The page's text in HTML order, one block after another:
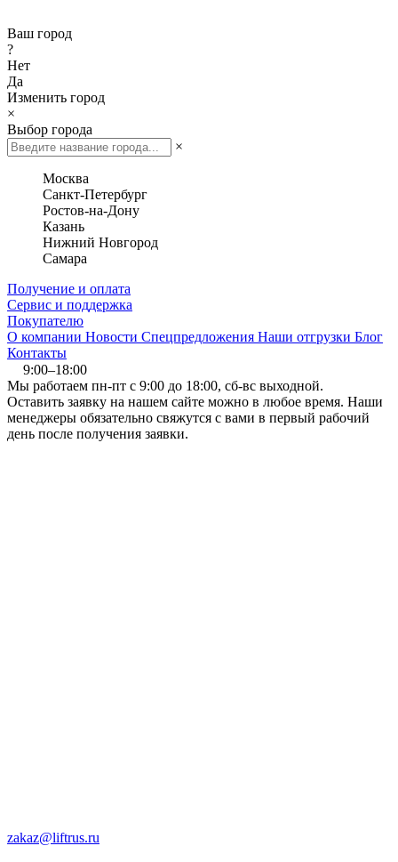
Ваш город
?
Нет
Да
Изменить город
×
Выбор города
×
Москва
Санкт-Петербург
Ростов-на-Дону
Казань
Нижний Новгород
Самара
Получение и оплата
Сервис и поддержка
Покупателю
О компании Новости Спецпредложения Наши отгрузки Блог
Контакты
9:00–18:00
Мы работаем пн-пт с 9:00 до 18:00, сб-вс выходной.
Оставить заявку на нашем сайте можно в любое время. Наши
менеджеры обязательно свяжутся с вами в первый рабочий
день после получения заявки.
zakaz@liftrus.ru